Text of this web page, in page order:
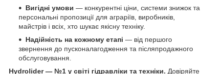
Вигідні умови — конкурентні ціни, системи знижок та
персональні пропозиції для аграріїв, виробників,
майстрів і всіх, хто шукає якісну техніку.
Надійність на кожному етапі — від першого
звернення до пусконалагодження та післяпродажного
обслуговування.
Hydrolider — №1 у світі гідравліки та техніки. Довіряйте